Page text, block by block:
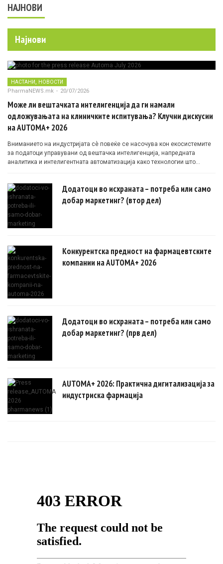
НАЈНОВИ
Најнови
НАСТАНИ, НОВОСТИ
PharmaNEWS.mk - 20/07/2026
Може ли вештачката интелигенција да ги намали
одложувањата на клиничките испитувања? Клучни дискусии
на AUTOMA+ 2026
Вниманието на индустријата сè повеќе се насочува кон екосистемите
за податоци управувани од вештачка интелигенција, напредната
аналитика и интелигентната автоматизација како технологии што
Додатоци во исхраната – потреба или само
добар маркетинг? (втор дел)
Конкурентска предност на фармацевтските
компании на AUTOMA+ 2026
Додатоци во исхраната – потреба или само
добар маркетинг? (прв дел)
AUTOMA+ 2026: Практична дигитализација за
индустриска фармација